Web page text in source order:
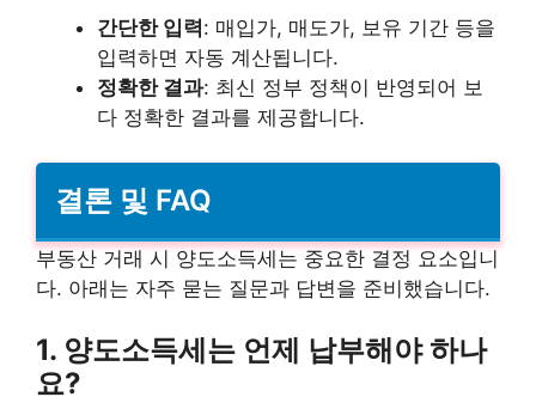
간단한 입력: 매입가, 매도가, 보유 기간 등을
입력하면 자동 계산됩니다.
정확한 결과: 최신 정부 정책이 반영되어 보
다 정확한 결과를 제공합니다.
결론 및 FAQ
부동산 거래 시 양도소득세는 중요한 결정 요소입니
다. 아래는 자주 묻는 질문과 답변을 준비했습니다.
1. 양도소득세는 언제 납부해야 하나
요?